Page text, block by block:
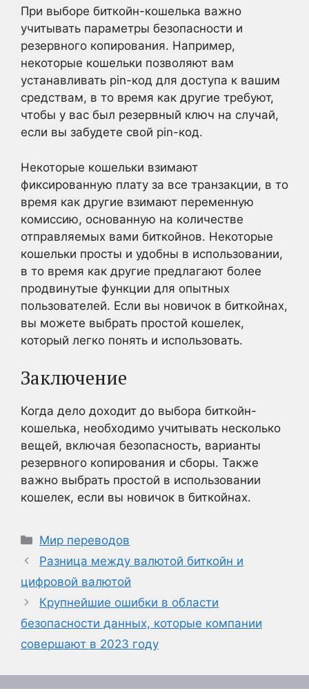
При выборе биткойн-кошелька важно
учитывать параметры безопасности и
резервного копирования. Например,
некоторые кошельки позволяют вам
устанавливать pin-код для доступа к вашим
средствам, в то время как другие требуют,
чтобы у вас был резервный ключ на случай,
если вы забудете свой pin-код.
Некоторые кошельки взимают
фиксированную плату за все транзакции, в то
время как другие взимают переменную
комиссию, основанную на количестве
отправляемых вами биткойнов. Некоторые
кошельки просты и удобны в использовании,
в то время как другие предлагают более
продвинутые функции для опытных
пользователей. Если вы новичок в биткойнах,
вы можете выбрать простой кошелек,
который легко понять и использовать.
Заключение
Когда дело доходит до выбора биткойн-
кошелька, необходимо учитывать несколько
вещей, включая безопасность, варианты
резервного копирования и сборы. Также
важно выбрать простой в использовании
кошелек, если вы новичок в биткойнах.
Рубрики
Мир переводов
Разница между валютой биткойн и
цифровой валютой
Крупнейшие ошибки в области
безопасности данных, которые компании
совершают в 2023 году